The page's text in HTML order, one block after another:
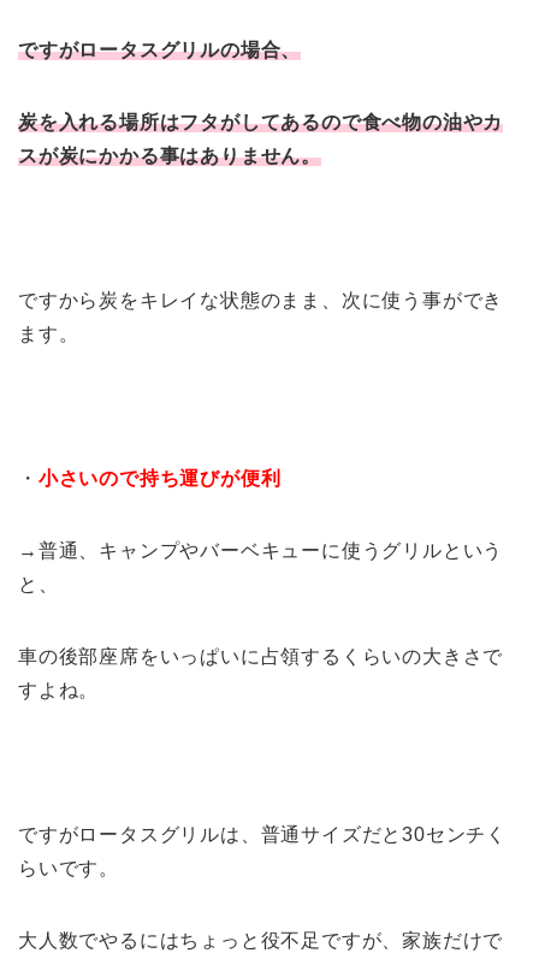
ですがロータスグリルの場合、
炭を入れる場所はフタがしてあるので食べ物の油やカ
スが炭にかかる事はありません。
ですから炭をキレイな状態のまま、次に使う事ができ
ます。
・ 小さいので持ち運びが便利
→普通、キャンプやバーベキューに使うグリルという
と、
車の後部座席をいっぱいに占領するくらいの大きさで
すよね。
ですがロータスグリルは、普通サイズだと30センチく
らいです。
大人数でやるにはちょっと役不足ですが、家族だけで